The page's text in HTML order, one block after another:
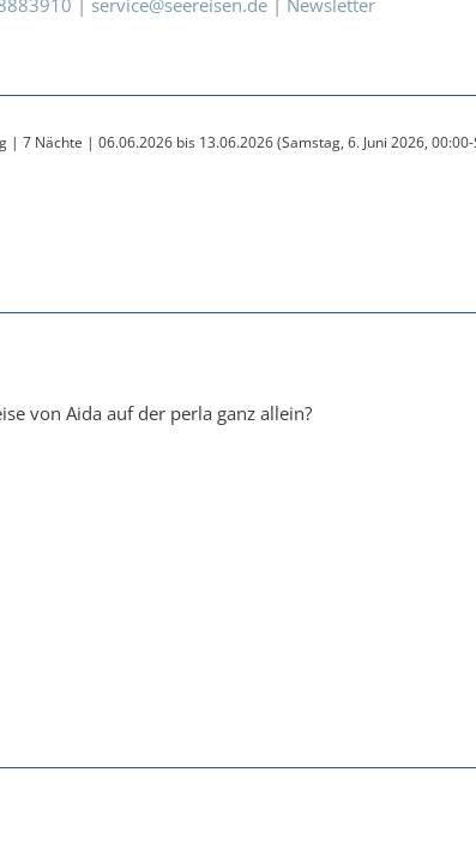
| service@seereisen.de | Newsletter
| 7 Nächte | 06.06.2026 bis 13.06.2026 (Samstag, 6. Juni 2026,
von Aida auf der perla ganz allein?